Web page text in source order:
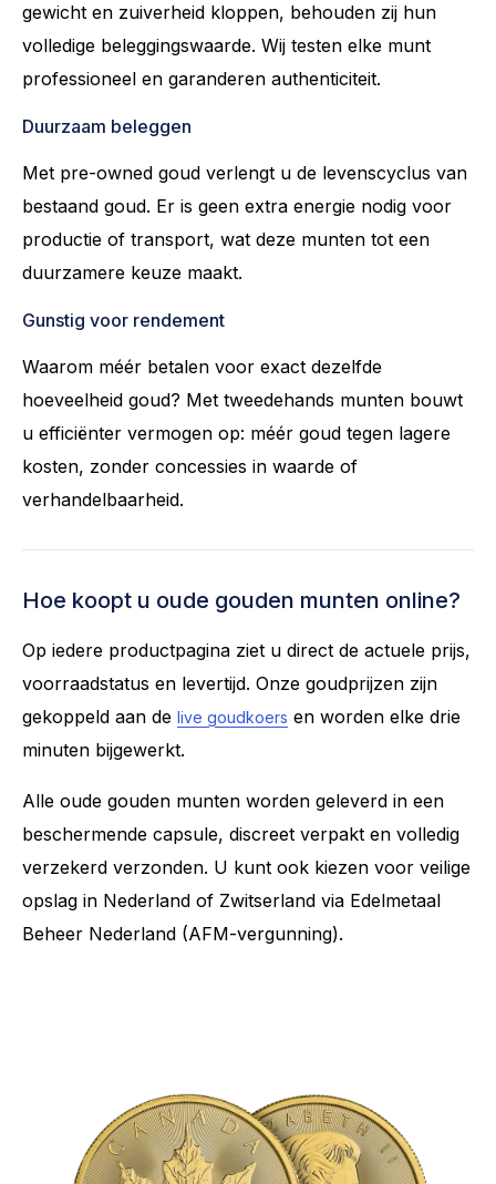
gewicht en zuiverheid kloppen, behouden zij hun
volledige beleggingswaarde. Wij testen elke munt
professioneel en garanderen authenticiteit.
Duurzaam beleggen
Met pre-owned goud verlengt u de levenscyclus van
bestaand goud. Er is geen extra energie nodig voor
productie of transport, wat deze munten tot een
duurzamere keuze maakt.
Gunstig voor rendement
Waarom méér betalen voor exact dezelfde
hoeveelheid goud? Met tweedehands munten bouwt
u efficiënter vermogen op: méér goud tegen lagere
kosten, zonder concessies in waarde of
verhandelbaarheid.
Hoe koopt u oude gouden munten online?
Op iedere productpagina ziet u direct de actuele prijs,
voorraadstatus en levertijd. Onze goudprijzen zijn
gekoppeld aan de live goudkoers en worden elke drie
minuten bijgewerkt.
Alle oude gouden munten worden geleverd in een
beschermende capsule, discreet verpakt en volledig
verzekerd verzonden. U kunt ook kiezen voor veilige
opslag in Nederland of Zwitserland via Edelmetaal
Beheer Nederland (AFM-vergunning).